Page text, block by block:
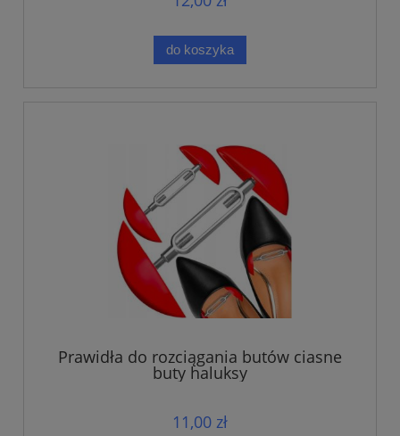
do koszyka
Prawidła do rozciągania butów ciasne
buty haluksy
11,00 zł